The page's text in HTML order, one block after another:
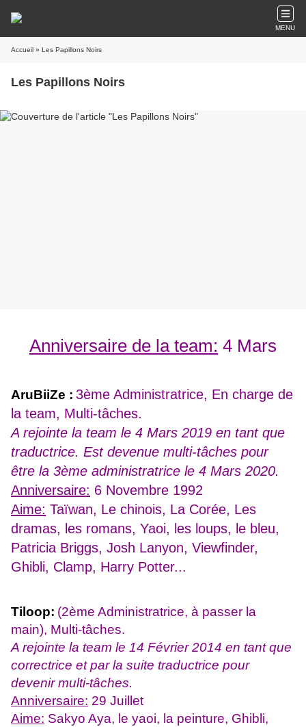
MENU
Accueil » Les Papillons Noirs
Les Papillons Noirs
Anniversaire de la team: 4 Mars
AruBiiZe : 3ème Administratrice, En charge de
la team, Multi-tâches.
A rejointe la team le 4 Mars 2019 en tant que
traductrice. Est devenue multi-tâches pour
être la 3ème administratrice le 4 Mars 2020.
Anniversaire: 6 Novembre 1992
Aime: Taïwan, Le chinois, La Corée, Les
dramas, les romans, Yaoi, les loups, le bleu,
Patricia Briggs, Josh Lanyon, Viewfinder,
Ghibli, Clamp, Harry Potter...
Tiloop: (2ème Administratrice, à passer la
main), Multi-tâches.
A rejointe la team le 14 Février 2014 en tant que
correctrice et par la suite traductrice pour
devenir multi-tâches.
Anniversaire: 29 Juillet
Aime: Sakyo Aya, le yaoi, la peinture, Ghibli,